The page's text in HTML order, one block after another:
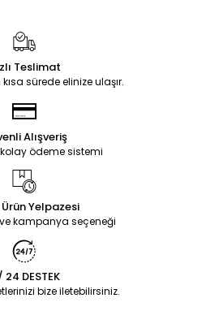
Teslimat
sürede elinize ulaşır.
Alışveriş
ödeme sistemi
Yelpazesi
kampanya seçeneği
24 DESTEK
bize iletebilirsiniz.